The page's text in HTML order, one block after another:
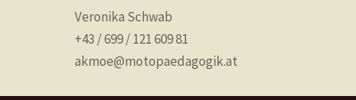
Veronika Schwab
+43 / 699 / 121 609 81
akmoe@motopaedagogik.at